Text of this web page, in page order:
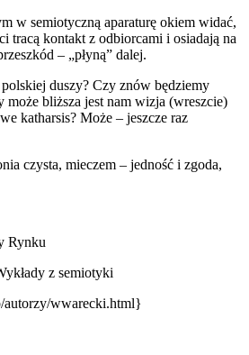
w semiotyczną aparaturę okiem widać,
tracą kontakt z odbiorcami i osiadają na
– „płyną” dalej.
duszy? Czy znów będziemy
może bliższa jest nam wizja (wreszcie)
katharsis? Może – jeszcze raz
czysta, mieczem – jedność i zgoda,
Rynku
z semiotyki
autorzy/wwarecki.html}